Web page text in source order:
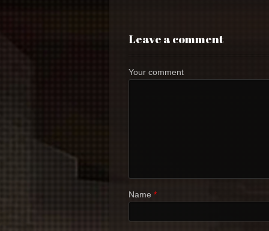
Leave a comment
Your comment
Name *